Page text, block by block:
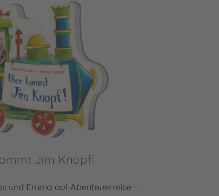
Jim Knopf!
und Emma auf Abenteuerreise –